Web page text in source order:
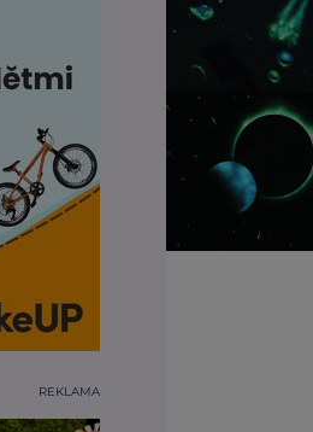
REKLAMA